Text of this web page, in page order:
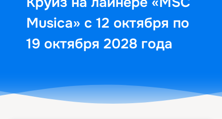
Musica» с 12 октября по
19 октября 2028 года